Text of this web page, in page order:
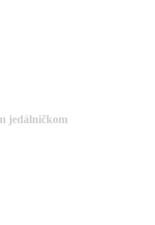
jedálničkom